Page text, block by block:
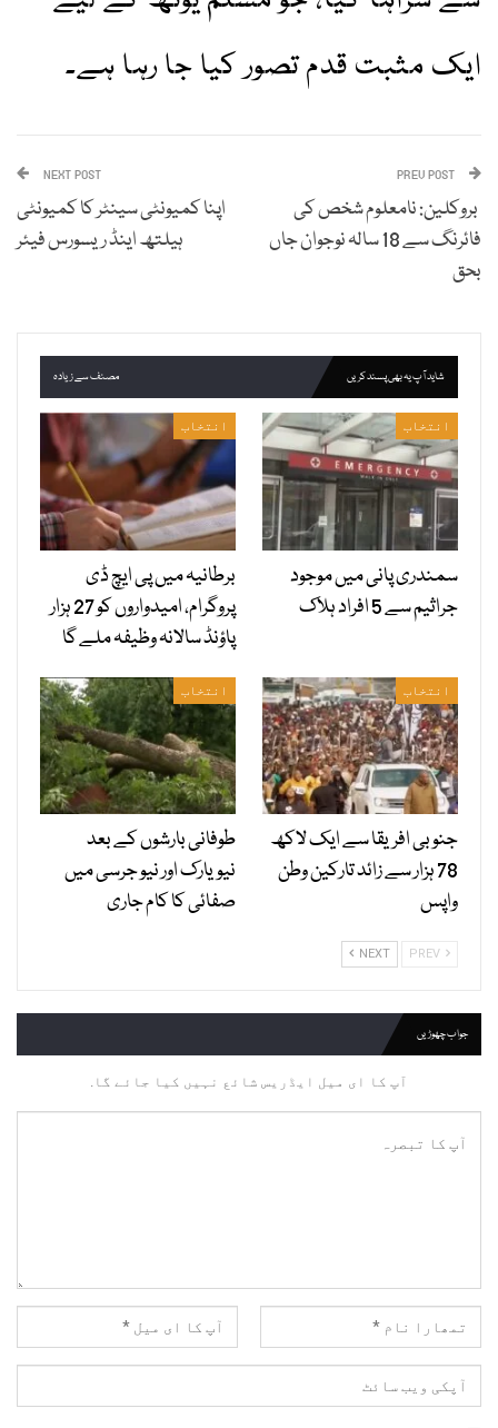
ایک مثبت قدم تصور کیا جا رہا ہے۔
بروکلین: نامعلوم شخص کی
فائرنگ سے 18 سالہ نوجوان جاں
بحق
NEXT POST
اپنا کمیونٹی سینٹر کا کمیونٹی
ہیلتھ اینڈ ریسورس فیئر
شاید آپ یہ بھی پسند کریں مصنف سے زیادہ
انتخاب
سمندری پانی میں موجود
جراثیم سے 5 افراد ہلاک
انتخاب
برطانیہ میں پی ایچ ڈی
پروگرام، امیدواروں کو 27 ہزار
پاؤنڈ سالانہ وظیفہ ملے گا
انتخاب
جنوبی افریقا سے ایک لاکھ
78 ہزار سے زائد تارکین وطن
واپس
انتخاب
طوفانی بارشوں کے بعد
نیویارک اور نیو جرسی میں
صفائی کا کام جاری
NEXT
جواب چھوڑیں
آپ کا ای میل ایڈریس شائع نہیں کیا جائے گا.